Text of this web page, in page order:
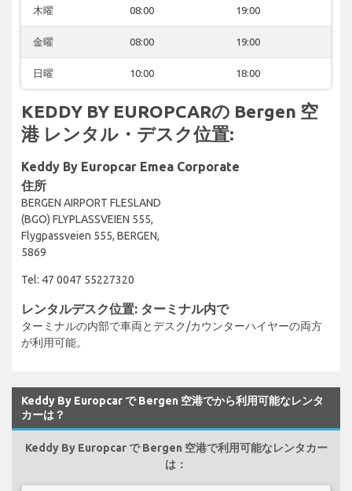
木曜 08:00 19:00
金曜 08:00 19:00
日曜 10:00 18:00
KEDDY BY EUROPCARの Bergen 空
港 レンタル・デスク位置:
Keddy By Europcar Emea Corporate
住所
BERGEN AIRPORT FLESLAND
(BGO) FLYPLASSVEIEN 555,
Flygpassveien 555, BERGEN,
5869
Tel: 47 0047 55227320
レンタルデスク位置: ターミナル内で
ターミナルの内部で車両とデスク/カウンターハイヤーの両方
が利用可能。
Keddy By Europcar で Bergen 空港でから利用可能なレンタ
カーは？
Keddy By Europcar で Bergen 空港で利用可能なレンタカー
は：